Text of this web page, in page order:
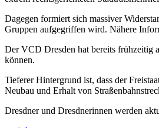
Dagegen formiert sich massiver
Gruppen aufgegriffen wird. Nähere
Der VCD Dresden hat bereits frühzeitig
können.
Tieferer Hintergrund ist, dass der
Neubau und Erhalt von
Dresdner und Dresdnerinnen werden